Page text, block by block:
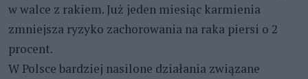
w walce z rakiem. Już jeden miesiąc karmienia
zmniejsza ryzyko zachorowania na raka piersi o 2
procent.
W Polsce bardziej nasilone działania związane